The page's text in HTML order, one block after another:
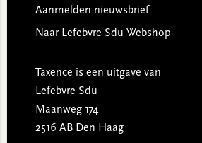
Aanmelden nieuwsbrief
Naar Lefebvre Sdu Webshop
Taxence is een uitgave van
Lefebvre Sdu
Maanweg 174
2516 AB Den Haag